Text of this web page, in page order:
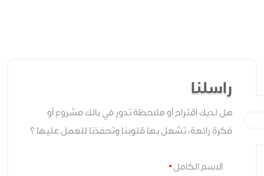
راسلنا
هل لديك اقتراح أو ملاحظة تدور في بالك مشروع أو
فكرة رائعة، تشعل بها قلوبنا وتحفذنا للعمل عليها ؟
الاسم الكامل